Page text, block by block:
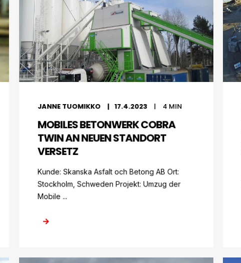
JANNE TUOMIKKO 17.4.2023 4 MIN
MOBILES BETONWERK COBRA
TWIN AN NEUEN STANDORT
VERSETZ
Kunde: Skanska Asfalt och Betong AB Ort:
Stockholm, Schweden Projekt: Umzug der
Mobile ...